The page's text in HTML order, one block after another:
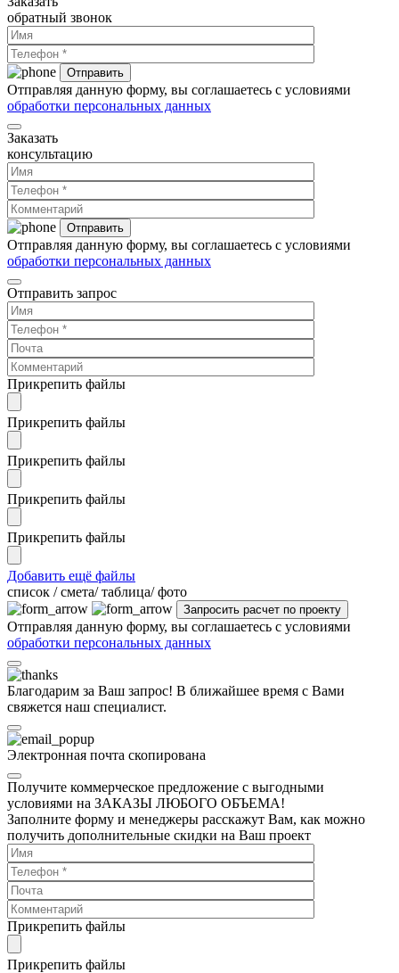
обратный звонок
Отправляя данную форму, вы соглашаетесь с условиями
обработки персональных данных
Заказать
консультацию
Отправляя данную форму, вы соглашаетесь с условиями
обработки персональных данных
Отправить запрос
Прикрепить файлы
Прикрепить файлы
Прикрепить файлы
Прикрепить файлы
Прикрепить файлы
Добавить ещё файлы
cписок / смета/ таблица/ фото
Отправляя данную форму, вы соглашаетесь с условиями
обработки персональных данных
Благодарим за Ваш запрос! В ближайшее время с Вами
свяжется наш специалист.
Электронная почта скопирована
Получите коммерческое предложение с выгодными
условиями на ЗАКАЗЫ ЛЮБОГО ОБЪЕМА!
Заполните форму и менеджеры расскажут Вам, как можно
получить дополнительные скидки на Ваш проект
Прикрепить файлы
Прикрепить файлы